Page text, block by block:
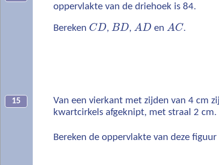
oppervlakte van de driehoek is 84.
Bereken CD, BD, AD en AC.
15
Van een vierkant met zijden van 4 cm
kwartcirkels afgeknipt, met straal 2 cm.
Bereken de oppervlakte van deze